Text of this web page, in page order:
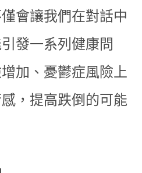
會讓我們在對話中
發一系列健康問
加、憂鬱症風險上
，提高跌倒的可能